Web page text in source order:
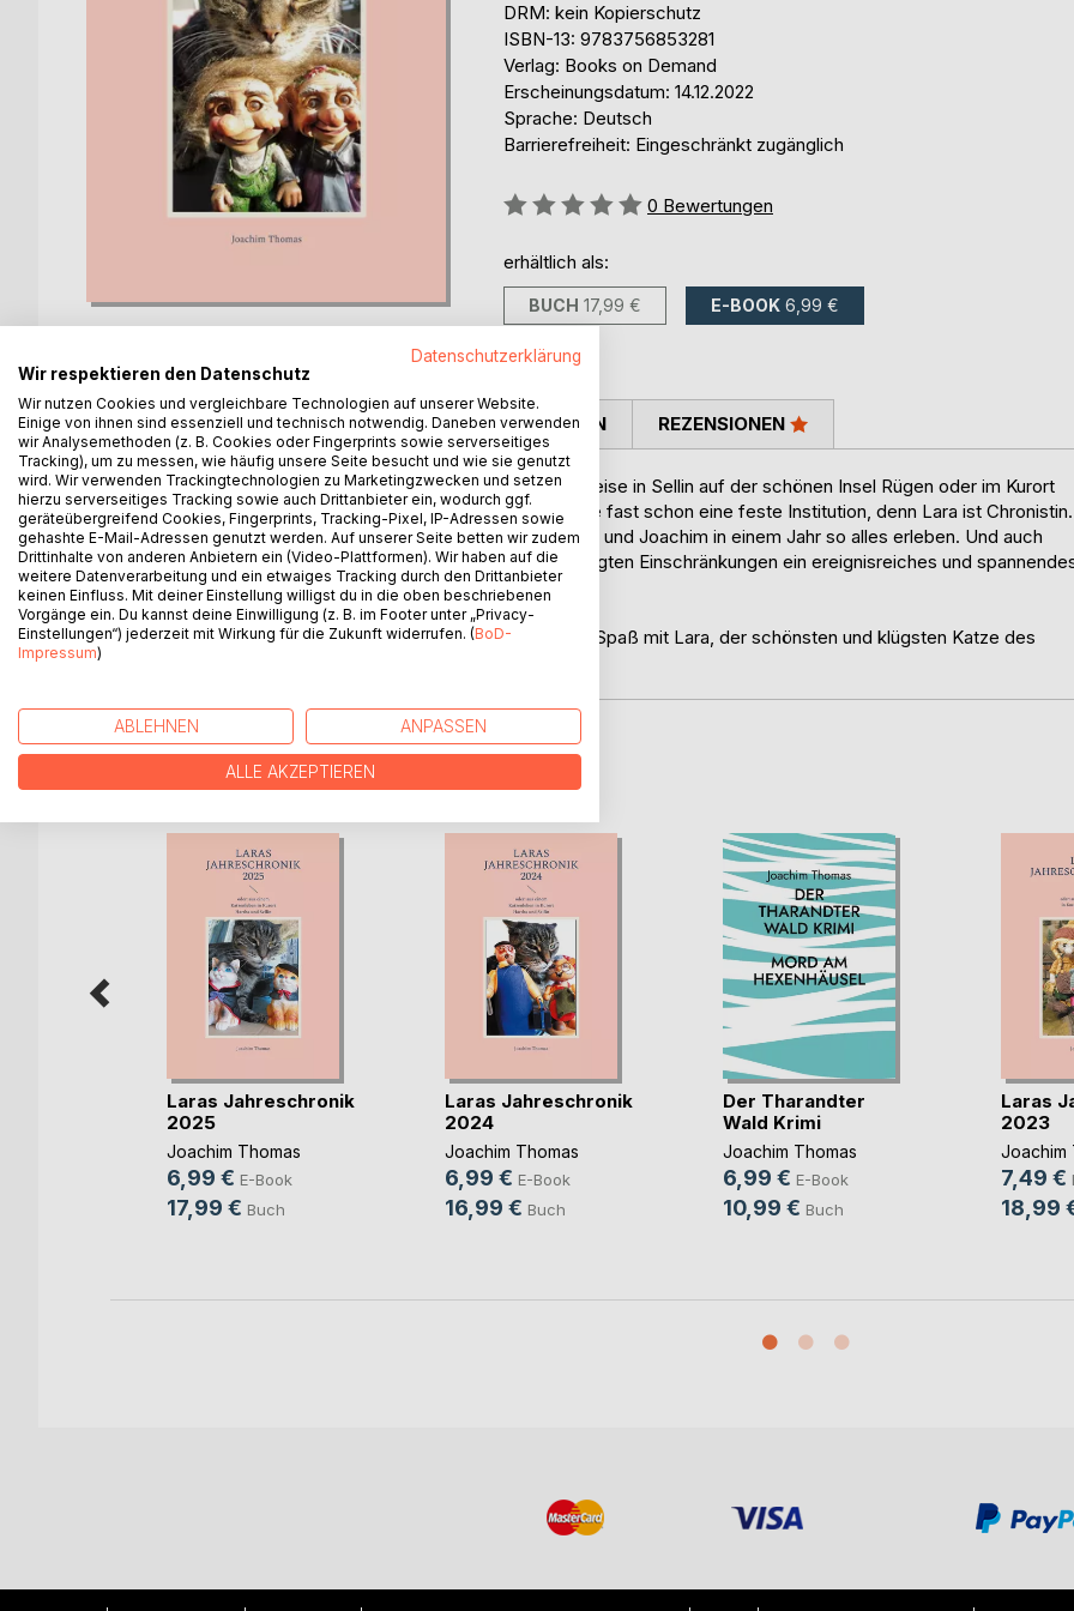
DRM: kein Kopierschutz
ISBN-13: 9783756853281
Verlag: Books on Demand
Erscheinungsdatum: 14.12.2022
Sprache: Deutsch
Barrierefreiheit: Eingeschränkt zugänglich
Bewertung::
0 Bewertungen
erhältlich als:
BUCH 17,99 € E-BOOK 6,99 €
BESCHREIBUNG
Lara ist die Hauskatze der Familie Thomas. Sie lebt zeitweise in Sellin auf der schönen Insel Rügen oder im Kurort
Hartha im Tharandter Wald bei Dresden. Inzwischen ist sie fast schon eine feste Institution, denn Lara ist Chronistin.
Sie berichtet über alles, was ihre Menscheneltern Dagmar und Joachim in einem Jahr so alles erleben. Und auch
2022 war trotz der noch immer bestehenden coronabedingten Einschränkungen ein ereignisreiches und
Jahr.
Begleiten Sie unsere Chronistin durch das Jahr 2022. Viel Spaß mit Lara, der schönsten und klügsten Katze des
AUTOR/IN PRESSESTIMMEN REZENSIONEN
WEITERE TITEL BEIBoD
Laras Jahreschronik
2025
Joachim Thomas
6,99 € E-Book
17,99 € Buch
Laras Jahreschronik
2024
Joachim Thomas
6,99 € E-Book
16,99 € Buch
Der Tharandter
Wald Krimi
Joachim Thomas
6,99 € E-Book
10,99 € Buch
Laras
2023
Joachim
7,49 €
18,99
Datenschutzerklärung
Wir respektieren den Datenschutz
Wir nutzen Cookies und vergleichbare Technologien auf unserer Website.
Einige von ihnen sind essenziell und technisch notwendig. Daneben verwenden
wir Analysemethoden (z. B. Cookies oder Fingerprints sowie serverseitiges
Tracking), um zu messen, wie häufig unsere Seite besucht und wie sie genutzt
wird. Wir verwenden Trackingtechnologien zu Marketingzwecken und setzen
hierzu serverseitiges Tracking sowie auch Drittanbieter ein, wodurch ggf.
geräteübergreifend Cookies, Fingerprints, Tracking-Pixel, IP-Adressen sowie
gehashte E-Mail-Adressen genutzt werden. Auf unserer Seite betten wir zudem
Drittinhalte von anderen Anbietern ein (Video-Plattformen). Wir haben auf die
weitere Datenverarbeitung und ein etwaiges Tracking durch den Drittanbieter
keinen Einfluss. Mit deiner Einstellung willigst du in die oben beschriebenen
Vorgänge ein. Du kannst deine Einwilligung (z. B. im Footer unter „Privacy-
Einstellungen“) jederzeit mit Wirkung für die Zukunft widerrufen. (BoD-
Impressum)
ABLEHNEN ANPASSEN
ALLE AKZEPTIEREN